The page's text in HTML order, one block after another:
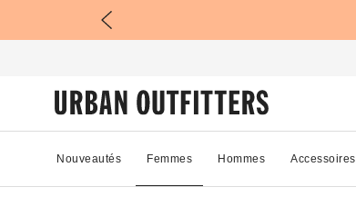
Nouveautés Femmes Hommes Accessoires